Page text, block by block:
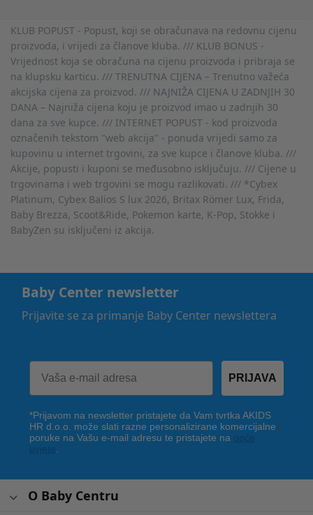
KLUB POPUST - Popust, koji se obračunava na redovnu cijenu
proizvoda, i vrijedi za članove kluba. /// KLUB BONUS -
Vrijednost koja se obračuna na cijenu proizvoda i pribraja se
na klupsku karticu. /// TRENUTNA CIJENA – Trenutno važeća
akcijska cijena za proizvod. /// NAJNIŽA CIJENA U ZADNJIH 30
DANA – Najniža cijena koju je proizvod imao u zadnjih 30
dana za sve kupce. /// INTERNET POPUST - kod proizvoda
označenih tekstom "web akcija" - ponuda vrijedi samo za
kupovinu u internet trgovini, za sve kupce i članove kluba. ///
Akcije, popusti i kuponi se međusobno isključuju. /// Cijene u
trgovinama i web trgovini se mogu razlikovati. /// *Cybex
Platinum, Cybex Balios S lux 2026, Britax Römer Lux, Frida,
Baby Brezza, Scoot&Ride, Pokemon karte, K-Pop, Stokke i
BabyZen su isključeni iz akcija.
Baby Center newsletter
Prijavite se za primanje Baby Center newslettera
PRIJAVA
*Prijavom na newsletter pristajete da Vam tvrtka AKIDS
HR d.o.o. može slati razne personalizirane komercijalne
poruke na Vašu e-mail adresu te pristajete na
O Baby Centru